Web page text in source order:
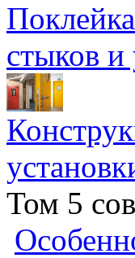
стыков и
Том 5